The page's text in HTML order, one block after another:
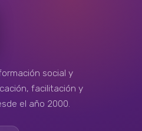
social y
facilitación y
el año 2000.